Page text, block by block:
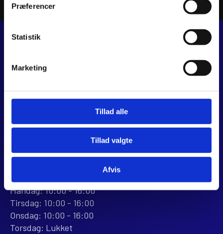
Præferencer
Statistik
Marketing
Tillad alle
Tillad valgte
Afvis
Dalagervej 6C
CVR 44928280
salg@jjmotorcykler.dk
Anmeld os på Trustpilot
BUTIKKEN
Mandag: 10:00 - 16:00
Tirsdag: 10:00 - 16:00
Onsdag: 10:00 - 16:00
Torsdag: Lukket